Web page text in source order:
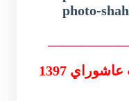
1397